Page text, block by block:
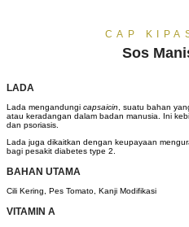
CAP
Sos
LADA
Lada mengandungi capsaicin , suatu bahan
atau keradangan dalam badan manusia. Ini
dan psoriasis.
Lada juga dikaitkan dengan keupayaan
bagi pesakit diabetes type 2.
BAHAN UTAMA
Cili Kering, Pes Tomato, Kanji Modifikasi
VITAMIN A